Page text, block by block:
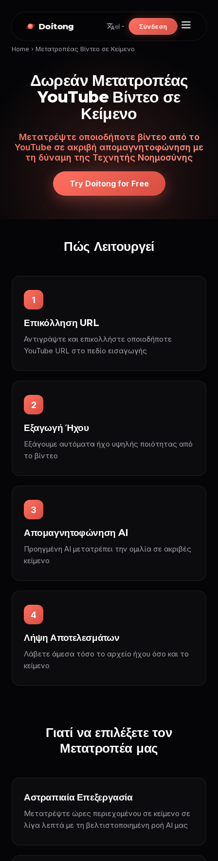
Doitong el Σύνδεση
Home › Μετατροπέας Βίντεο σε Κείμενο
Δωρεάν Μετατροπέας
YouTube Βίντεο σε
Κείμενο
Μετατρέψτε οποιοδήποτε βίντεο από το
YouTube σε ακριβή απομαγνητοφώνηση με
τη δύναμη της Τεχνητής Νοημοσύνης
Try Doitong for Free
Πώς Λειτουργεί
1
Επικόλληση URL
Αντιγράψτε και επικολλήστε οποιοδήποτε
YouTube URL στο πεδίο εισαγωγής
2
Εξαγωγή Ήχου
Εξάγουμε αυτόματα ήχο υψηλής ποιότητας από
το βίντεο
3
Απομαγνητοφώνηση AI
Προηγμένη AI μετατρέπει την ομιλία σε ακριβές
κείμενο
4
Λήψη Αποτελεσμάτων
Λάβετε άμεσα τόσο το αρχείο ήχου όσο και το
κείμενο
Γιατί να επιλέξετε τον
Μετατροπέα μας
Αστραπιαία Επεξεργασία
Μετατρέψτε ώρες περιεχομένου σε κείμενο σε
λίγα λεπτά με τη βελτιστοποιημένη ροή AI μας